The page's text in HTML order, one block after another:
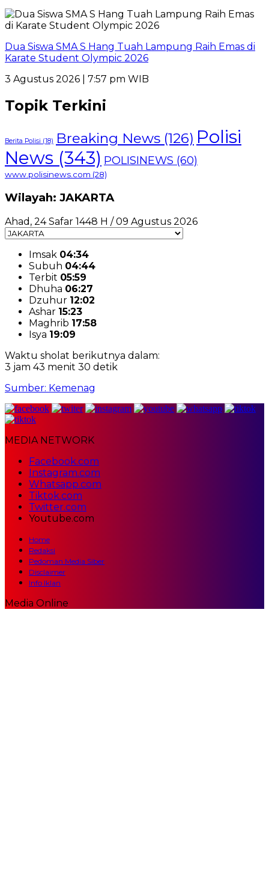
Dua Siswa SMA S Hang Tuah Lampung Raih Emas di
Karate Student Olympic 2026
3 Agustus 2026 | 7:57 pm WIB
Topik Terkini
Berita Polisi (18) Breaking News (126) Polisi
News (343) POLISINEWS (60)
www.polisinews.com (28)
Wilayah: JAKARTA
Ahad, 24 Safar 1448 H / 09 Agustus 2026
Imsak 04:34
Subuh 04:44
Terbit 05:59
Dhuha 06:27
Dzuhur 12:02
Ashar 15:23
Maghrib 17:58
Isya 19:09
Waktu sholat berikutnya dalam:
3 jam 43 menit 29 detik
Sumber: Kemenag
MEDIA NETWORK
Facebook.com
Instagram.com
Whatsapp.com
Tiktok.com
Twitter.com
Youtube.com
Home
Redaksi
Pedoman Media Siber
Disclaimer
Info Iklan
Media Online